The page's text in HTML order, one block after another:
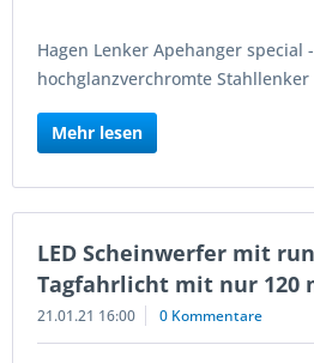
Hagen Lenker Apehanger special
hochglanzverchromte Stahllenker
Mehr lesen
LED Scheinwerfer mit
Tagfahrlicht mit nur 120
21.01.21 16:00 0 Kommentare